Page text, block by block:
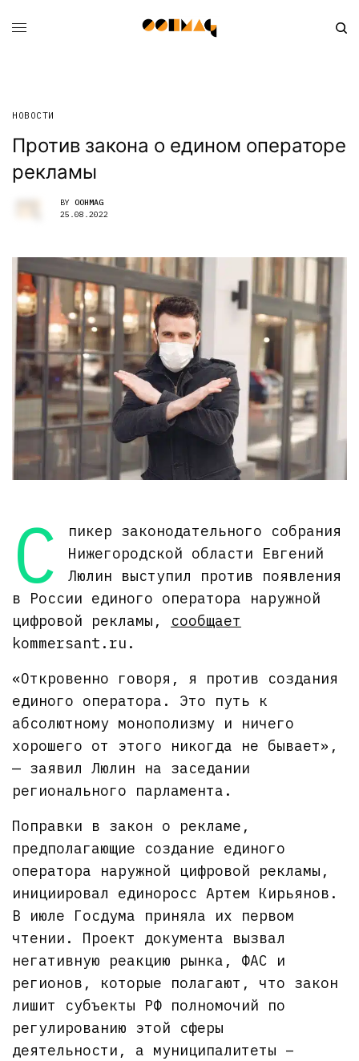
НОВОСТИ
Против закона о едином операторе
рекламы
BY OOHMAG
25.08.2022
С
пикер законодательного собрания
Нижегородской области Евгений
Люлин выступил против появления
в России единого оператора наружной
цифровой рекламы, сообщает
kommersant.ru.
«Откровенно говоря, я против создания
единого оператора. Это путь к
абсолютному монополизму и ничего
хорошего от этого никогда не бывает»,
— заявил Люлин на заседании
регионального парламента.
Поправки в закон о рекламе,
предполагающие создание единого
оператора наружной цифровой рекламы,
инициировал единоросс Артем Кирьянов.
В июле Госдума приняла их первом
чтении. Проект документа вызвал
негативную реакцию рынка, ФАС и
регионов, которые полагают, что закон
лишит субъекты РФ полномочий по
регулированию этой сферы
деятельности, а муниципалитеты –